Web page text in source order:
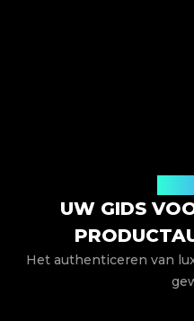
UW GIDS
Het authenticeren van